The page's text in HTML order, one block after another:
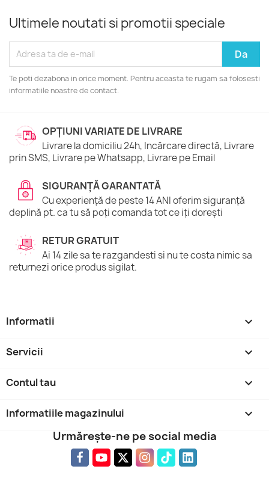
Ultimele noutati si promotii speciale
Te poti dezabona in orice moment. Pentru aceasta te rugam sa folosesti
informatiile noastre de contact.
OPȚIUNI VARIATE DE LIVRARE
Livrare la domiciliu 24h, Incărcare directă, Livrare
prin SMS, Livrare pe Whatsapp, Livrare pe Email
SIGURANȚĂ GARANTATĂ
Cu experiență de peste 14 ANI oferim siguranță
deplină pt. ca tu să poți comanda tot ce iți dorești
RETUR GRATUIT
Ai 14 zile sa te razgandesti si nu te costa nimic sa
returnezi orice produs sigilat.
Informatii 
Servicii 
Contul tau 
Informatiile magazinului keyboard_arrow_down
Urmărește-ne pe social media